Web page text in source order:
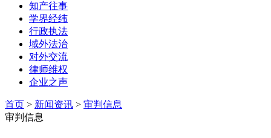
知产往事
学界经纬
行政执法
域外法治
对外交流
律师维权
企业之声
首页 > 新闻资讯 > 审判信息
审判信息